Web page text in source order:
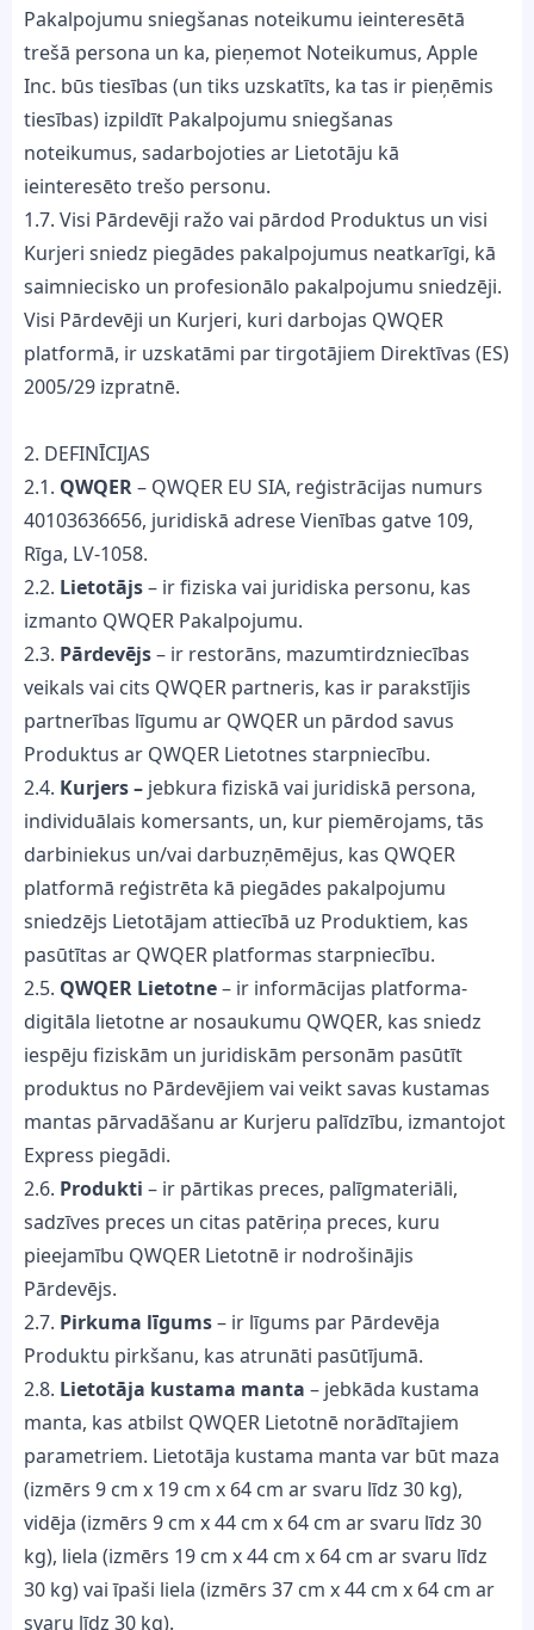
Pakalpojumu sniegšanas noteikumu ieinteresētā
trešā persona un ka, pieņemot Noteikumus, Apple
Inc. būs tiesības (un tiks uzskatīts, ka tas ir pieņēmis
tiesības) izpildīt Pakalpojumu sniegšanas
noteikumus, sadarbojoties ar Lietotāju kā
ieinteresēto trešo personu.
1.7. Visi Pārdevēji ražo vai pārdod Produktus un visi
Kurjeri sniedz piegādes pakalpojumus neatkarīgi, kā
saimniecisko un profesionālo pakalpojumu sniedzēji.
Visi Pārdevēji un Kurjeri, kuri darbojas QWQER
platformā, ir uzskatāmi par tirgotājiem Direktīvas (ES)
2005/29 izpratnē.
2. DEFINĪCIJAS
2.1. QWQER– QWQER EU SIA, reģistrācijas numurs
40103636656, juridiskā adrese Vienības gatve 109,
Rīga, LV-1058.
2.2. Lietotājs– ir fiziska vai juridiska personu, kas
izmanto QWQER Pakalpojumu.
2.3. Pārdevējs– ir restorāns, mazumtirdzniecības
veikals vai cits QWQER partneris, kas ir parakstījis
partnerības līgumu ar QWQER un pārdod savus
Produktus ar QWQER Lietotnes starpniecību.
2.4. Kurjers – jebkura fiziskā vai juridiskā persona,
individuālais komersants, un, kur piemērojams, tās
darbiniekus un/vai darbuzņēmējus, kas QWQER
platformā reģistrēta kā piegādes pakalpojumu
sniedzējs Lietotājam attiecībā uz Produktiem, kas
pasūtītas ar QWQER platformas starpniecību.
2.5. QWQER Lietotne– ir informācijas platforma-
digitāla lietotne ar nosaukumu QWQER, kas sniedz
iespēju fiziskām un juridiskām personām pasūtīt
produktus no Pārdevējiem vai veikt savas kustamas
mantas pārvadāšanu ar Kurjeru palīdzību, izmantojot
Express piegādi.
2.6. Produkti – ir pārtikas preces, palīgmateriāli,
sadzīves preces un citas patēriņa preces, kuru
pieejamību QWQER Lietotnē ir nodrošinājis
Pārdevējs.
2.7. Pirkuma līgums– ir līgums par Pārdevēja
Produktu pirkšanu, kas atrunāti pasūtījumā.
2.8. Lietotāja kustama manta – jebkāda kustama
manta, kas atbilst QWQER Lietotnē norādītajiem
parametriem. Lietotāja kustama manta var būt maza
(izmērs 9 cm x 19 cm x 64 cm ar svaru līdz 30 kg),
vidēja (izmērs 9 cm x 44 cm x 64 cm ar svaru līdz 30
kg), liela (izmērs 19 cm x 44 cm x 64 cm ar svaru līdz
30 kg) vai īpaši liela (izmērs 37 cm x 44 cm x 64 cm ar
svaru līdz 30 kg).